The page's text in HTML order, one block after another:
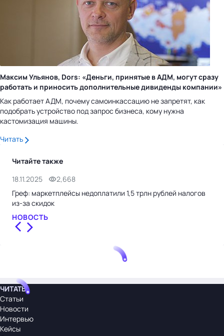
Максим Ульянов, Dors: «Деньги, принятые в АДМ, могут сразу
работать и приносить дополнительные дивиденды компании»
Как работает АДМ, почему самоинкассацию не запретят, как
подобрать устройство под запрос бизнеса, кому нужна
кастомизация машины.
Читать
Читайте также
18.11.2025
2,668
Греф: маркетплейсы недоплатили 1,5 трлн рублей налогов
из-за скидок
НОВОСТЬ
ЧИТАТЬ
Статьи
Новости
Интервью
Кейсы